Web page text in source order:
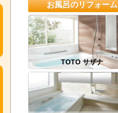
お風呂のリフォーム
TOTO サザナ